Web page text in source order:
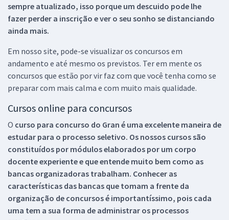
sempre atualizado, isso porque um descuido pode lhe
fazer perder a inscrição e ver o seu sonho se distanciando
ainda mais.
Em nosso site, pode-se visualizar os concursos em
andamento e até mesmo os previstos. Ter em mente os
concursos que estão por vir faz com que você tenha como se
preparar com mais calma e com muito mais qualidade.
Cursos online para concursos
O curso para concurso do Gran é uma excelente maneira de
estudar para o processo seletivo. Os nossos cursos são
constituídos por módulos elaborados por um corpo
docente experiente e que entende muito bem como as
bancas organizadoras trabalham. Conhecer as
características das bancas que tomam a frente da
organização de concursos é importantíssimo, pois cada
uma tem a sua forma de administrar os processos